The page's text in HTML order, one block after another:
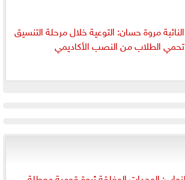
النائبة مروة حسان: التوعية خلال مرحلة التنسيق
تحمي الطلاب من النصب الأكاديمي